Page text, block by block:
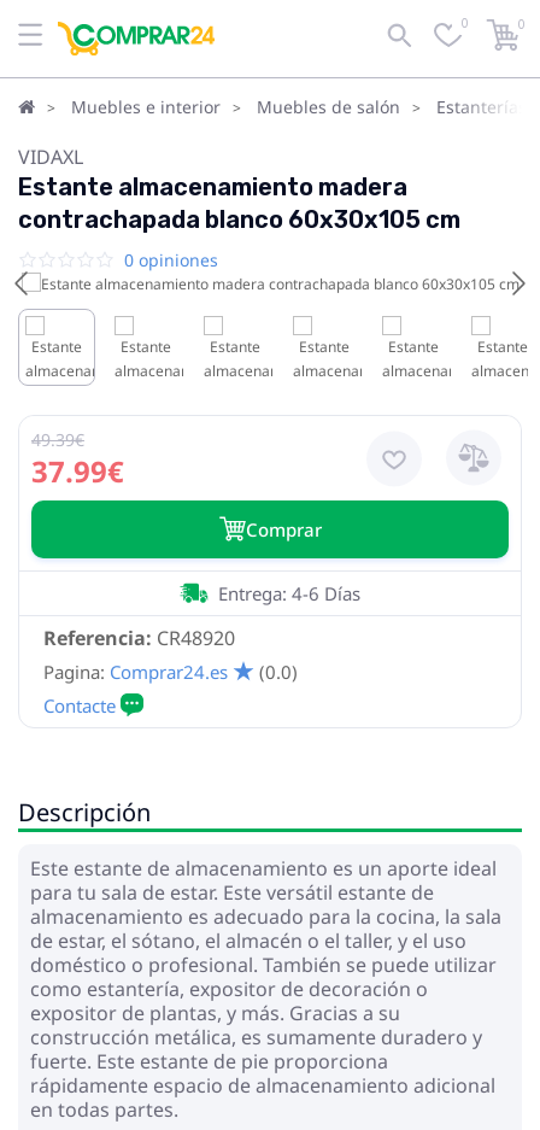
0 0
Muebles e interior Muebles de salón Estanterías
VIDAXL
Estante almacenamiento madera
contrachapada blanco 60x30x105 cm
0 opiniones
37.99€
49.39€
Сomprar
Referencia: CR48920
Entrega: 4-6 Días
Pagina: Comprar24.es (0.0)
Descripción
Este estante de almacenamiento es un aporte ideal
para tu sala de estar. Este versátil estante de
almacenamiento es adecuado para la cocina, la sala
de estar, el sótano, el almacén o el taller, y el uso
doméstico o profesional. También se puede utilizar
como estantería, expositor de decoración o
expositor de plantas, y más. Gracias a su
construcción metálica, es sumamente duradero y
fuerte. Este estante de pie proporciona
rápidamente espacio de almacenamiento adicional
en todas partes.